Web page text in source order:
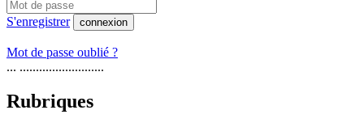
S'enregistrer connexion
Mot de passe oublié ?
... ..........................
Rubriques